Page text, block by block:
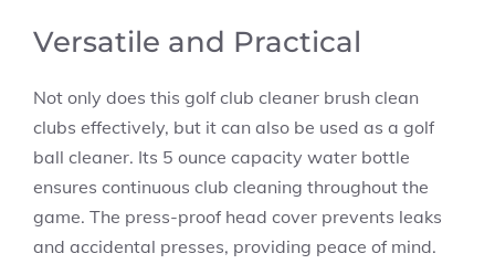
Versatile and Practical
Not only does this golf club cleaner brush clean
clubs effectively, but it can also be used as a golf
ball cleaner. Its 5 ounce capacity water bottle
ensures continuous club cleaning throughout the
game. The press-proof head cover prevents leaks
and accidental presses, providing peace of mind.